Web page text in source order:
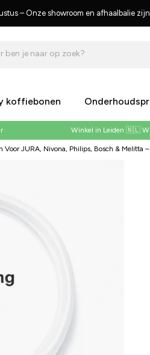
– Onze showroom en afhaalbalie
ben je naar op zoek?
koffiebonen
Winkel in Leiden 🇳🇱
Voor JURA, Nivona, Philips, Bosch & Melitta